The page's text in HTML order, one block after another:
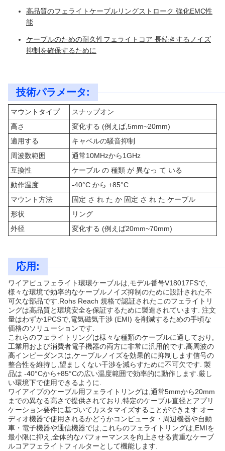
高品質のフェライトケーブルリングストローク 強化EMC性
能
ケーブルのための耐久性フェライトコア 長続きするノイズ
抑制を確保するために
技術パラメータ:
マウントタイプ
スナップオン
高さ
変化する (例えば,5mm~20mm)
適用する
キャベルの騒音抑制
周波数範囲
通常10MHzから1GHz
互換性
ケーブル の 種類 が 異なっ て いる
動作温度
-40°C から +85°C
マウント方法
固定 さ れ た か 固定 さ れ た ケーブル
形状
リング
外径
変化する (例えば20mm~70mm)
応用:
ワイアピュフェライト環環ケーブルは,モデル番号V18017FSで,
様々な環境で効率的なケーブルノイズ抑制のために設計された不
可欠な部品です.Rohs Reach 規格で認証されたこのフェライトリ
ングは高品質と環境安全を保証するために製造されています. 注文
量はわずか1PCSで,電気磁気干渉 (EMI) を削減するための手頃な
価格のソリューションです.
これらのフェライトリングは様々な種類のケーブルに適しており,
工業用および消費者電子機器の両方に非常に汎用的です.高周波の
高インピーダンスは,ケーブルノイズを効果的に抑制します信号の
整合性を維持し,望ましくない干渉を減らすために不可欠です. 製
品は -40°Cから+85°Cの広い温度範囲で効率的に動作します.厳し
い環境下で使用できるように.
ワイアイプのケーブル用フェライトリングは,通常5mmから20mm
までの異なる高さで提供されており,特定のケーブル直径とアプリ
ケーション要件に基づいてカスタマイズすることができます.オー
ディオ機器で使用されるかどうかコンピュータ・周辺機器や自動
車・電子機器や通信機器では,これらのフェライトリングは,EMIを
最小限に抑え,全体的なパフォーマンスを向上させる貴重なケーブ
ルコアフェライトフィルターとして機能します.